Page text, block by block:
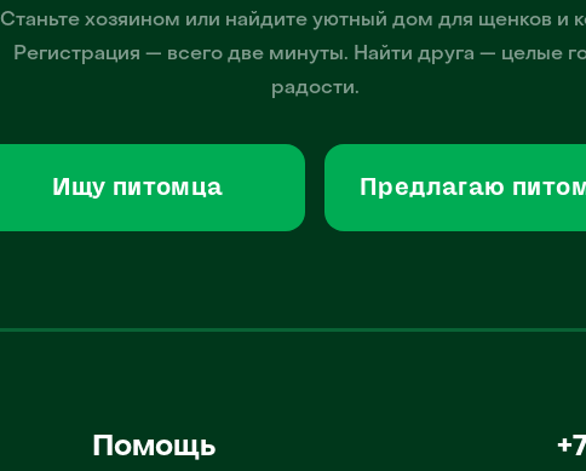
Станьте хозяином или найдите уютный дом для щенков и
Регистрация — всего две минуты. Найти друга — целые
радости.
Ищу питомца Предлагаю
Помощь